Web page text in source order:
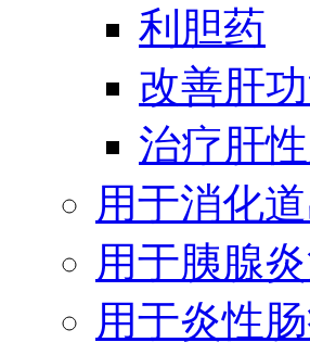
利胆药
改善肝
治疗肝
用于消化
用于胰腺
用于炎性